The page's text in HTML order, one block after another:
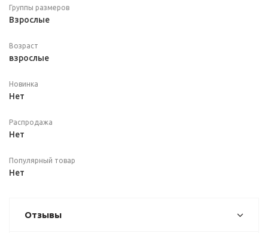
Группы размеров
Взрослые
Возраст
взрослые
Новинка
Нет
Распродажа
Нет
Популярный товар
Нет
Отзывы